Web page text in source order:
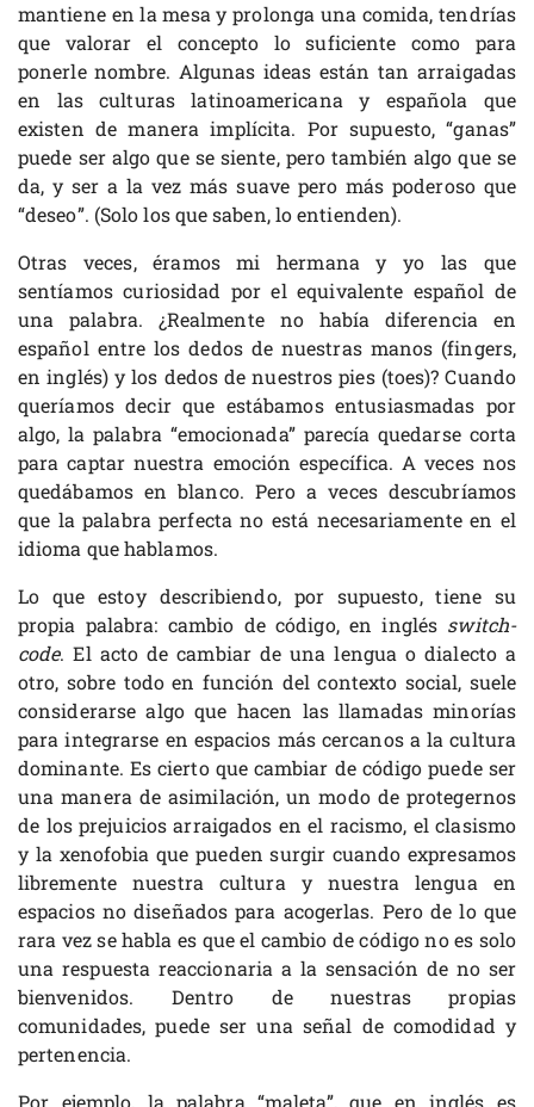
mantiene en la mesa y prolonga una comida, tendrías
que valorar el concepto lo suficiente como para
ponerle nombre. Algunas ideas están tan arraigadas
en las culturas latinoamericana y española que
existen de manera implícita. Por supuesto, “ganas”
puede ser algo que se siente, pero también algo que se
da, y ser a la vez más suave pero más poderoso que
“deseo”. (Solo los que saben, lo entienden).
Otras veces, éramos mi hermana y yo las que
sentíamos curiosidad por el equivalente español de
una palabra. ¿Realmente no había diferencia en
español entre los dedos de nuestras manos (fingers,
en inglés) y los dedos de nuestros pies (toes)? Cuando
queríamos decir que estábamos entusiasmadas por
algo, la palabra “emocionada” parecía quedarse corta
para captar nuestra emoción específica. A veces nos
quedábamos en blanco. Pero a veces descubríamos
que la palabra perfecta no está necesariamente en el
idioma que hablamos.
Lo que estoy describiendo, por supuesto, tiene su
propia palabra: cambio de código, en inglés switch-
code. El acto de cambiar de una lengua o dialecto a
otro, sobre todo en función del contexto social, suele
considerarse algo que hacen las llamadas minorías
para integrarse en espacios más cercanos a la cultura
dominante. Es cierto que cambiar de código puede ser
una manera de asimilación, un modo de protegernos
de los prejuicios arraigados en el racismo, el clasismo
y la xenofobia que pueden surgir cuando expresamos
libremente nuestra cultura y nuestra lengua en
espacios no diseñados para acogerlas. Pero de lo que
rara vez se habla es que el cambio de código no es solo
una respuesta reaccionaria a la sensación de no ser
bienvenidos. Dentro de nuestras propias
comunidades, puede ser una señal de comodidad y
pertenencia.
Por ejemplo, la palabra “maleta”, que en inglés es